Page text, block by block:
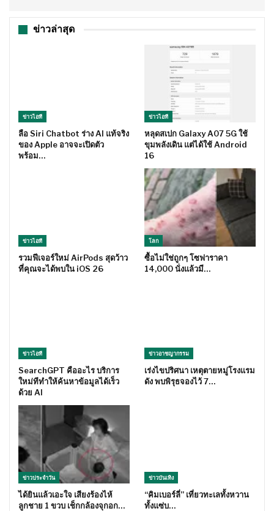
ข่าวล่าสุด
ข่าวไอที
ลือ Siri Chatbot ร่าง AI แท้จริง
ของ Apple อาจจะเปิดตัว
พร้อม…
ข่าวไอที
หลุดสเปก Galaxy A07 5G ใช้
ขุมพลังเดิน แต่ได้ใช้ Android
16
ข่าวไอที
รวมฟีเจอร์ใหม่ AirPods สุดว้าว
ที่คุณจะได้พบใน iOS 26
โลก
ซื้อไม่ใช่ถูกๆ โซฟาราคา
14,000 นั่งแล้วมี…
ข่าวไอที
SearchGPT คืออะไร บริการ
ใหม่ทีทำให้ค้นหาข้อมูลได้เร็ว
ด้วย AI
ข่าวอาชญากรรม
เร่งไขปริศนา เหตุตายหมู่โรงแรม
ดัง พบพิรุธจองไว้ 7…
ข่าวประจำวัน
ได้ยินแล้วเอะใจ เสียงร้องไห้
ลูกชาย 1 ขวบ เช็กกล้องจุกอก…
ข่าวบันเทิง
“คิมเบอร์ลี่” เที่ยวทะเลทั้งหวาน
ทั้งแซ่บ…